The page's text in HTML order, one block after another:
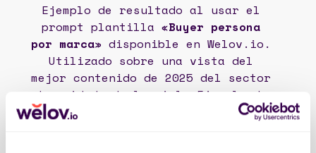
Ejemplo de resultado al usar el
prompt plantilla «Buyer persona
por marca» disponible en Welov.io.
Utilizado sobre una vista del
mejor contenido de 2025 del sector
de cuidado de la piel. Ejemplo de
target para Eucerin (izquierda) y